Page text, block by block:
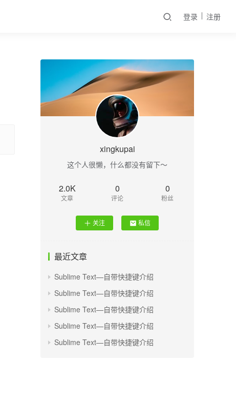
登录 注册
xingkupai
这个人很懒，什么都没有留下～
2.0K
文章
0
评论
0
粉丝
关注 私信
最近文章
Sublime Text—自带快捷键介绍
Sublime Text—自带快捷键介绍
Sublime Text—自带快捷键介绍
Sublime Text—自带快捷键介绍
Sublime Text—自带快捷键介绍